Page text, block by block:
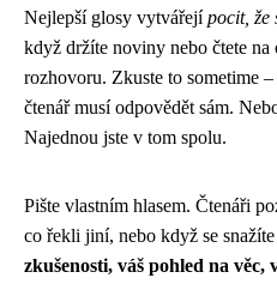
Nejlepší glosy vytvářejípocit, že
když držíte noviny nebo čtete na
rozhovoru. Zkuste to sometime
čtenář musí odpovědět sám.
Najednou jste v tom spolu.
Pište vlastním hlasem. Čtenáři
co řekli jiní, nebo když se
zkušenosti, váš pohled na